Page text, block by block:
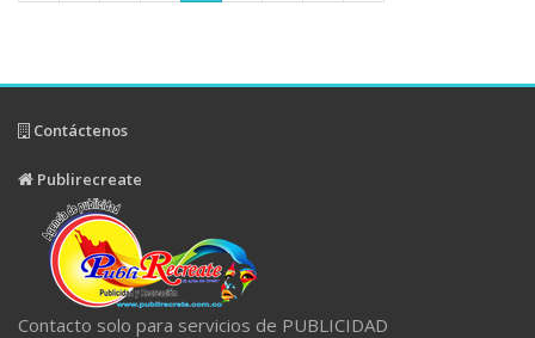
Contáctenos
Publirecreate
Contacto solo para servicios de PUBLICIDAD